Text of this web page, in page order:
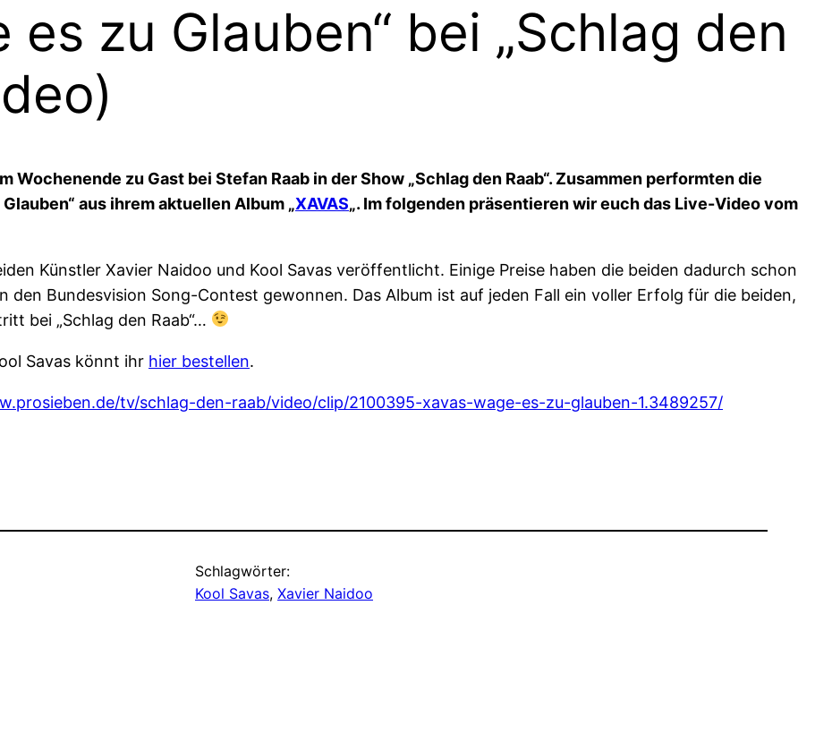
es zu Glauben“ bei „Schlag den
Wochenende zu Gast bei Stefan Raab in der Show „Schlag den Raab“. Zusammen performten die
aus ihrem aktuellen Album „XAVAS„. Im folgenden präsentieren wir euch das Live-Video vom
Künstler Xavier Naidoo und Kool Savas veröffentlicht. Einige Preise haben die beiden dadurch schon
den Bundesvision Song-Contest gewonnen. Das Album ist auf jeden Fall ein voller Erfolg für die beiden,
bei „Schlag den Raab“…
Savas könnt ihr hier bestellen.
tv/schlag-den-raab/video/clip/2100395-xavas-wage-es-zu-glauben-1.3489257/
Schlagwörter:
Kool Savas, Xavier Naidoo